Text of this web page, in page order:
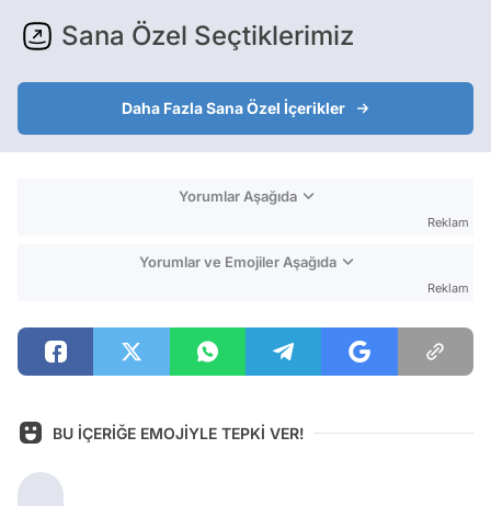
Sana Özel Seçtiklerimiz
Daha Fazla Sana Özel İçerikler
Yorumlar Aşağıda
Reklam
Yorumlar ve Emojiler Aşağıda
Reklam
BU İÇERİĞE EMOJİYLE TEPKİ VER!